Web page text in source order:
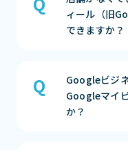
るKWの選定
※キーワード
まずは相談
様に様々な情
手順は以下で
日付まで入力
3）ハガキに
まずは相談す
ィール（旧
できますか？
在宅ビジネス
ている場合も
いただけます
Googleビジ
Googleマイ
か？